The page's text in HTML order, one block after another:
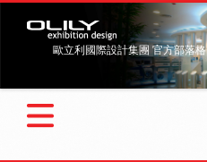
歐立利國際設計集團 官方部落格